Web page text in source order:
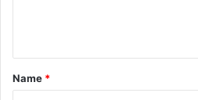
t
*
Name *